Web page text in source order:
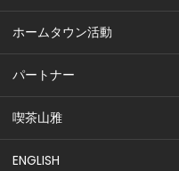
ホームタウン活動
パートナー
喫茶山雅
ENGLISH